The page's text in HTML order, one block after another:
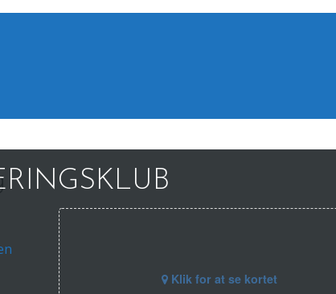
Klik for at se kortet